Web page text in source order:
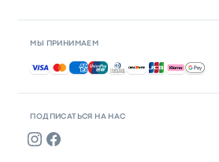
ПОДПИСАТЬСЯ НА НАС
МЫ ПРИНИМАЕМ
Принимаемые способы оплаты